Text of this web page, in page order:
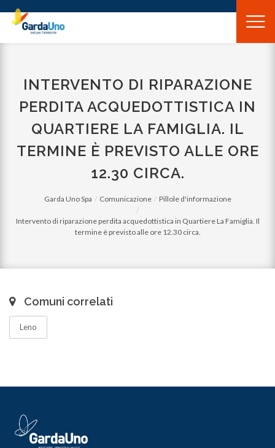
Gardauno
Spa
INTERVENTO DI RIPARAZIONE
PERDITA ACQUEDOTTISTICA IN
QUARTIERE LA FAMIGLIA. IL
TERMINE È PREVISTO ALLE ORE
12.30 CIRCA.
Garda Uno Spa Comunicazione Pillole d'informazione
Intervento di riparazione perdita acquedottistica in Quartiere La Famiglia. Il
termine è previsto alle ore 12.30 circa.
Comuni correlati
Leno